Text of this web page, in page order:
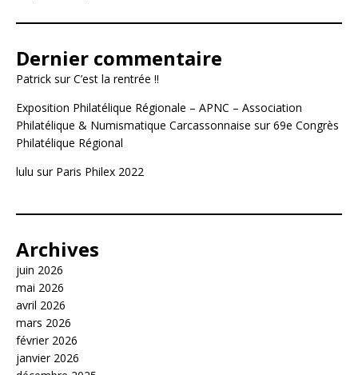
Dernier commentaire
Patrick surC’est la rentrée !!
Exposition Philatélique Régionale – APNC – Association
Philatélique & Numismatique Carcassonnaise sur69e Congrès
Philatélique Régional
lulu sur Paris Philex 2022
Archives
juin 2026
mai 2026
avril 2026
mars 2026
février 2026
janvier 2026